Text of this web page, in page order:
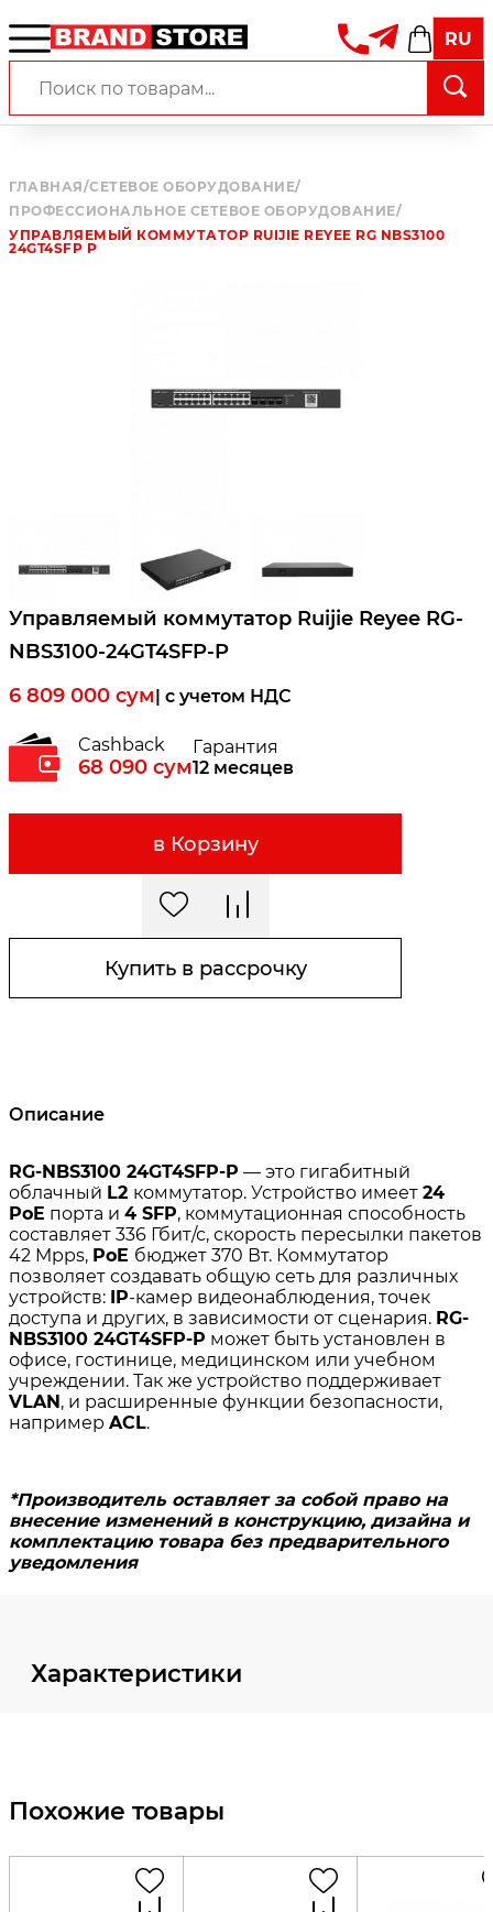
RU
ГЛАВНАЯ/СЕТЕВОЕ ОБОРУДОВАНИЕ/
ПРОФЕССИОНАЛЬНОЕ СЕТЕВОЕ ОБОРУДОВАНИЕ/
УПРАВЛЯЕМЫЙ КОММУТАТОР RUIJIE REYEE RG NBS3100
24GT4SFP P
Управляемый коммутатор Ruijie Reyee RG-
NBS3100-24GT4SFP-P
6 809 000 сум| c учетом НДС
Cashback
68 090 сум
Гарантия
12 месяцев
в Корзину
Купить в рассрочку
Описание
Характеристики
Похожие товары